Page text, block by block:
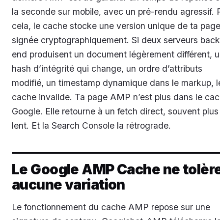
la seconde sur mobile, avec un pré-rendu agressif.
cela, le cache stocke une version unique de ta
signée cryptographiquement. Si deux serveurs
end produisent un document légèrement différent,
hash d’intégrité qui change, un ordre d’attributs
modifié, un timestamp dynamique dans le markup,
cache invalide. Ta page AMP n’est plus dans le
Google. Elle retourne à un fetch direct, souvent plus
lent. Et la Search Console la rétrograde.
Le Google AMP Cache ne
aucune variation
Le fonctionnement du cache AMP repose sur une